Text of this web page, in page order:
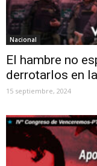
Nacional
El hambre no
derrotarlos en
15 septiembre, 2024